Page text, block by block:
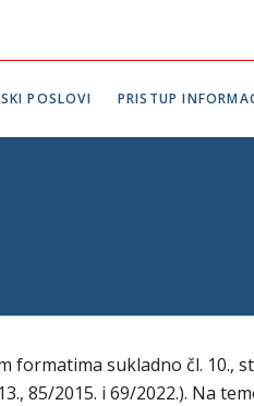
POSLOVI PRISTUP
sukladno čl. 10.,
85/2015. i 69/2022.). Na